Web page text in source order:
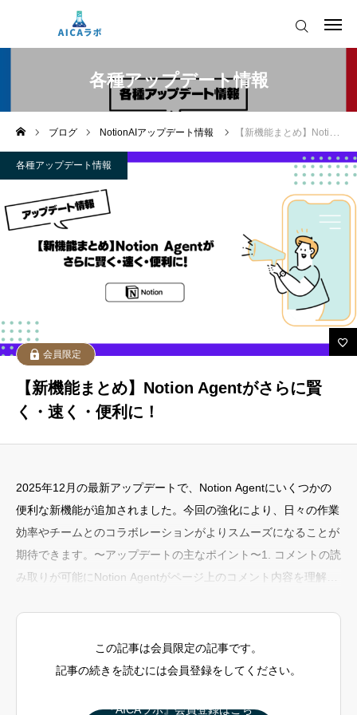
各種アップデート情報
ブログ NotionAIアップデート情報 【新機能まとめ】Notion Agentがさらに賢く・速く・便利に！
各種アップデート情報
会員限定
【新機能まとめ】Notion Agentがさらに賢
く・速く・便利に！
2025年12月の最新アップデートで、Notion Agentにいくつかの
便利な新機能が追加されました。今回の強化により、日々の作業
効率やチームとのコラボレーションがよりスムーズになることが
期待できます。〜アップデートの主なポイント〜1. コメントの読
み取りが可能にNotion Agentがページ上のコメント内容を理解で
コメントを含めたコンテキストを理解して指示を実行コメントベ
ースでの課題整理や提案の自動化
この記事は会員限定の記事です。
記事の続きを読むには会員登録をしてください。
『AICAラボ』会員登録はこち
AIツールアップデート情報
AICAをご契約の皆様へ
AIツールアップデート情報
運営会社